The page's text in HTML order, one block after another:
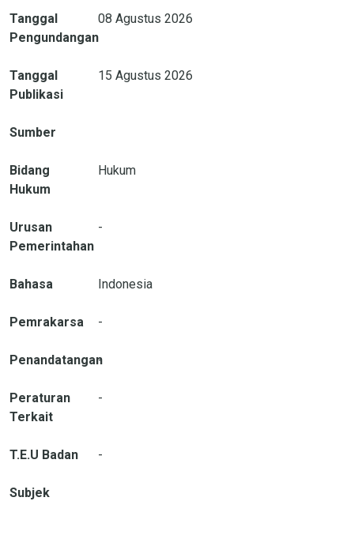
Tanggal
Pengundangan
08 Agustus 2026
Tanggal
Publikasi
15 Agustus 2026
Sumber
Bidang
Hukum
Hukum
Urusan
Pemerintahan
-
Bahasa Indonesia
Pemrakarsa -
Penandatangan
-
Peraturan
Terkait
-
T.E.U Badan -
Subjek